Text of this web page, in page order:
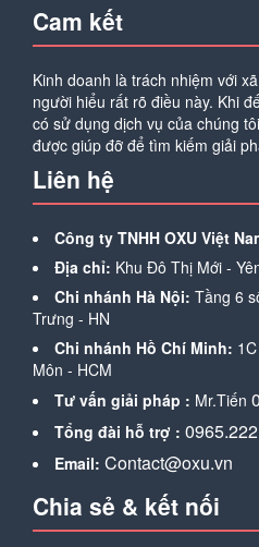
Cam kết
Kinh doanh là trách nhiệm với
người hiểu rất rõ điều này. Khi
có sử dụng dịch vụ của chúng
được giúp đỡ để tìm kiếm giải
Liên hệ
Công ty TNHH OXU Việt
Địa chỉ: Khu Đô Thị Mới -
Chi nhánh Hà Nội: Tầng 6
Trưng - HN
Chi nhánh Hồ Chí Minh:
Môn - HCM
Tư vấn giải pháp : Mr.Tiến
Tổng đài hỗ trợ :
Email: Contact@oxu.vn
Chia sẻ & kết nối